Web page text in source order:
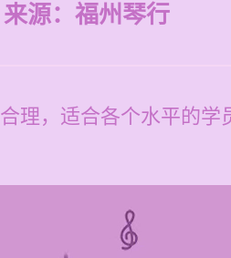
来源： 福州琴行
理，适合各个水平的学